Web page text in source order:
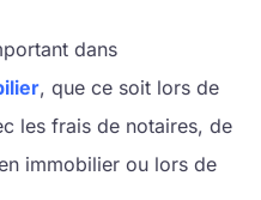
dans
, que ce soit lors de
les frais de notaires, de
immobilier ou lors de